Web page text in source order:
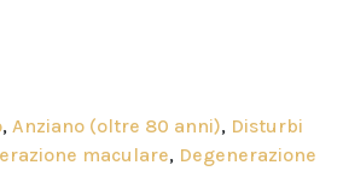
, Anziano (oltre 80 anni), Disturbi
maculare, Degenerazione